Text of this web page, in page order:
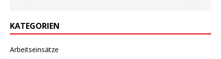
KATEGORIEN
Arbeitseinsätze